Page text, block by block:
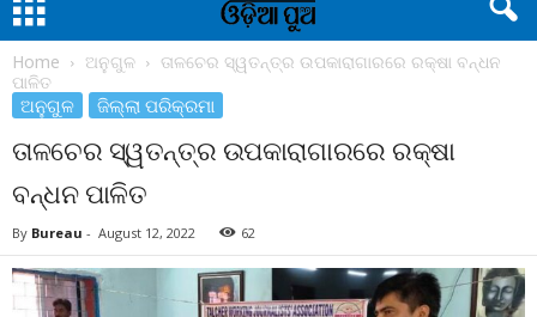
Home ଅନୁଗୁଳ
ତାଳଚେର ସ୍ୱତନ୍ତ୍ର ଉପକାରାଗାରରେ ରକ୍ଷା ବନ୍ଧନ
ପାଳିତ
ଅନୁଗୁଳ ଜିଲ୍ଲା ପରିକ୍ରମା
ତାଳଚେର ସ୍ୱତନ୍ତ୍ର ଉପକାରାଗାରରେ ରକ୍ଷା
ବନ୍ଧନ ପାଳିତ
By Bureau - August 12, 2022 62